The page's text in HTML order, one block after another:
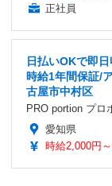
正社員
日払いOKで即
時給1年間保証/
古屋市中村区
PRO portion プロ
愛知県
時給2,000円～